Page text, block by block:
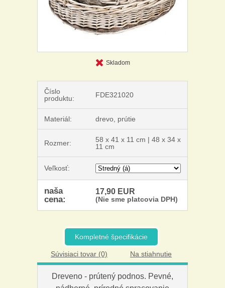
Skladom
Číslo
produktu:
FDE321020
Materiál: drevo, prútie
Rozmer:
58 x 41 x 11 cm | 48 x 34 x
11 cm
Veľkosť:
naša
cena:
17,90 EUR
(Nie sme platcovia DPH)
Kompletné špecifikácie
Súvisiaci tovar (0) Na stiahnutie
Dreveno - prútený podnos. Pevné,